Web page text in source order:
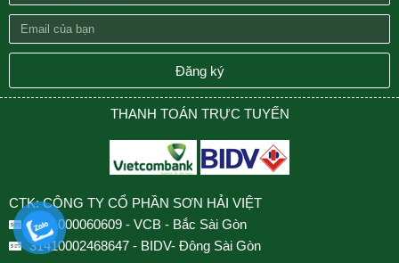
điện
thoại
của
Email
của
Đăng ký
THANH TOÁN TRỰC TUYẾN
CTK: CÔNG TY CỔ PHẦN SƠN HẢI VIỆT
0501000060609 - VCB - Bắc Sài Gòn
31410002468647 - BIDV- Đông Sài Gòn